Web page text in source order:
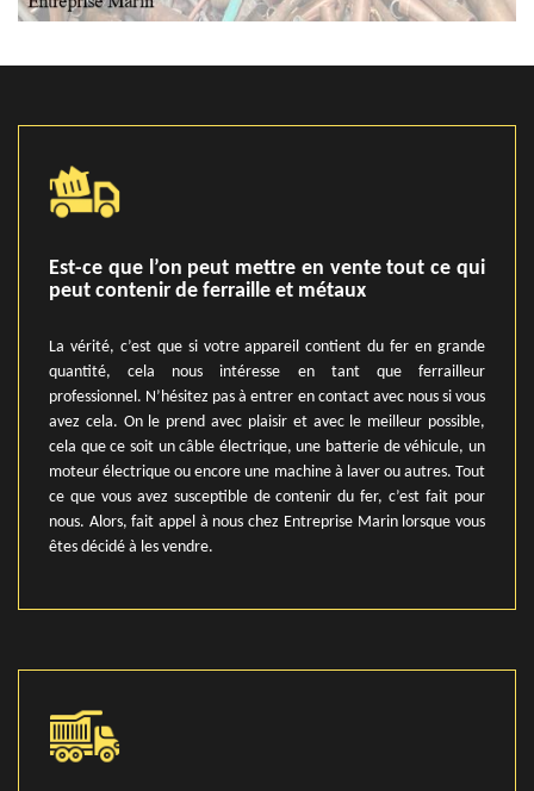
Est-ce que l’on peut mettre en vente tout ce qui
peut contenir de ferraille et métaux
La vérité, c’est que si votre appareil contient du fer en grande
quantité, cela nous intéresse en tant que ferrailleur
professionnel. N’hésitez pas à entrer en contact avec nous si vous
avez cela. On le prend avec plaisir et avec le meilleur possible,
cela que ce soit un câble électrique, une batterie de véhicule, un
moteur électrique ou encore une machine à laver ou autres. Tout
ce que vous avez susceptible de contenir du fer, c’est fait pour
nous. Alors, fait appel à nous chez Entreprise Marin lorsque vous
êtes décidé à les vendre.